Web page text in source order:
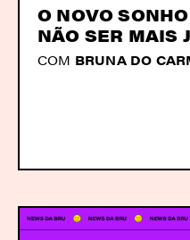
O NOVO
NÃO SER MAIS
COM BRUNA DO